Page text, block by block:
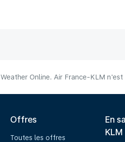
Online. Air France-KLM
Offres
Toutes les offres
En
KLM